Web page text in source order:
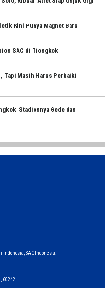
Kini Punya Magnet Baru
SAC di Tiongkok
Tapi Masih Harus Perbaiki
Stadionnya Gede dan
SAC Indonesia.
60242